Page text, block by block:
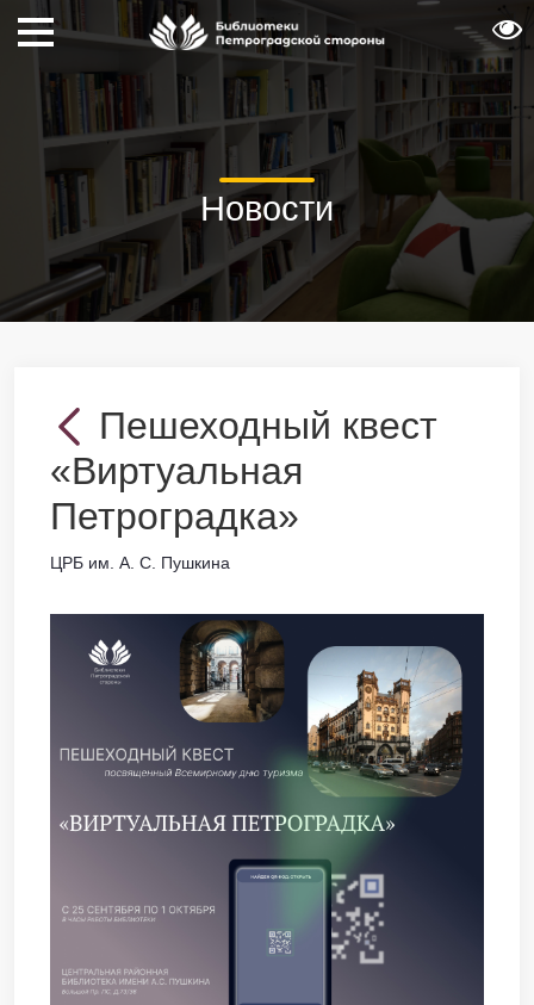
Новости
Пешеходный квест
«Виртуальная
Петроградка»
ЦРБ им. А. С. Пушкина